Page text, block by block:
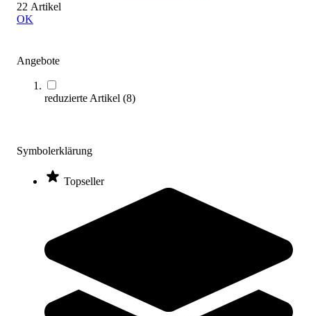
22 Artikel
OK
Angebote
reduzierte Artikel (8)
Symbolerklärung
Topseller
tanga sports® Double Dutch Schwingseil
Varianten zur Auswahl
Sofort lieferbar